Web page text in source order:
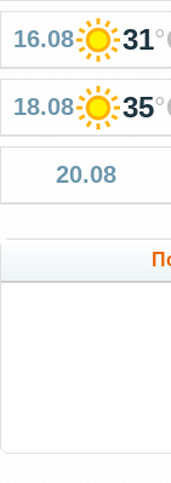
16.08 31°
18.08 35°
20.08